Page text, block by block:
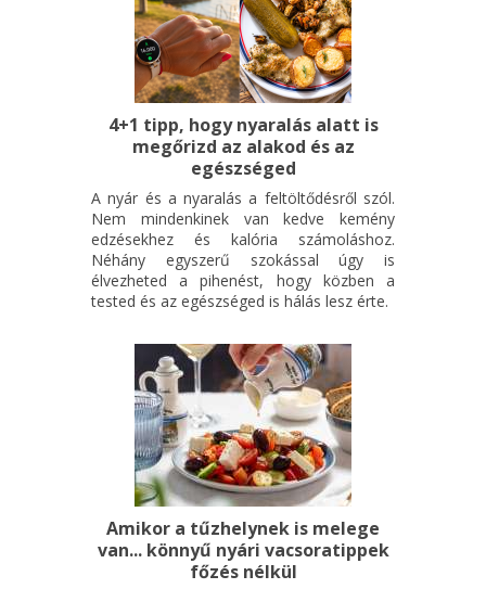
4+1 tipp, hogy nyaralás alatt is
megőrizd az alakod és az
egészséged
A nyár és a nyaralás a feltöltődésről szól.
Nem mindenkinek van kedve kemény
edzésekhez és kalória számoláshoz.
Néhány egyszerű szokással úgy is
élvezheted a pihenést, hogy közben a
tested és az egészséged is hálás lesz érte.
Amikor a tűzhelynek is melege
van... könnyű nyári vacsoratippek
főzés nélkül